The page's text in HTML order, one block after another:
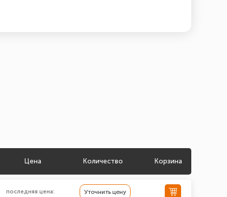
Цена Количество Корзина
последняя цена: Уточнить цену